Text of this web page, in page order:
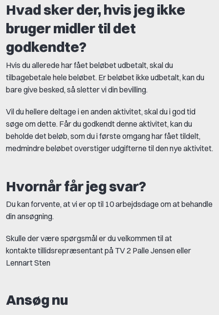
Hvad sker der, hvis jeg ikke
bruger midler til det
godkendte?
Hvis du allerede har fået beløbet udbetalt, skal du
tilbagebetale hele beløbet. Er beløbet ikke udbetalt, kan du
bare give besked, så sletter vi din bevilling.
Vil du hellere deltage i en anden aktivitet, skal du i god tid
søge om dette. Får du godkendt denne aktivitet, kan du
beholde det beløb, som du i første omgang har fået tildelt,
medmindre beløbet overstiger udgifterne til den nye aktivitet.
Hvornår får jeg svar?
Du kan forvente, at vi er op til 10 arbejdsdage om at behandle
din ansøgning.
Skulle der være spørgsmål er du velkommen til at
kontakte tillidsrepræsentantpå TV 2 Palle Jensen eller
Lennart Sten
Ansøg nu